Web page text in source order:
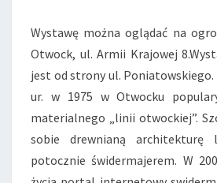
Wystawę można oglądać na
Otwock, ul. Armii Krajowej
jest od strony ul.
ur. w 1975 w Otwocku
materialnego „linii otwockiej”.
sobie drewnianą architekturę
potocznie świdermajerem. W